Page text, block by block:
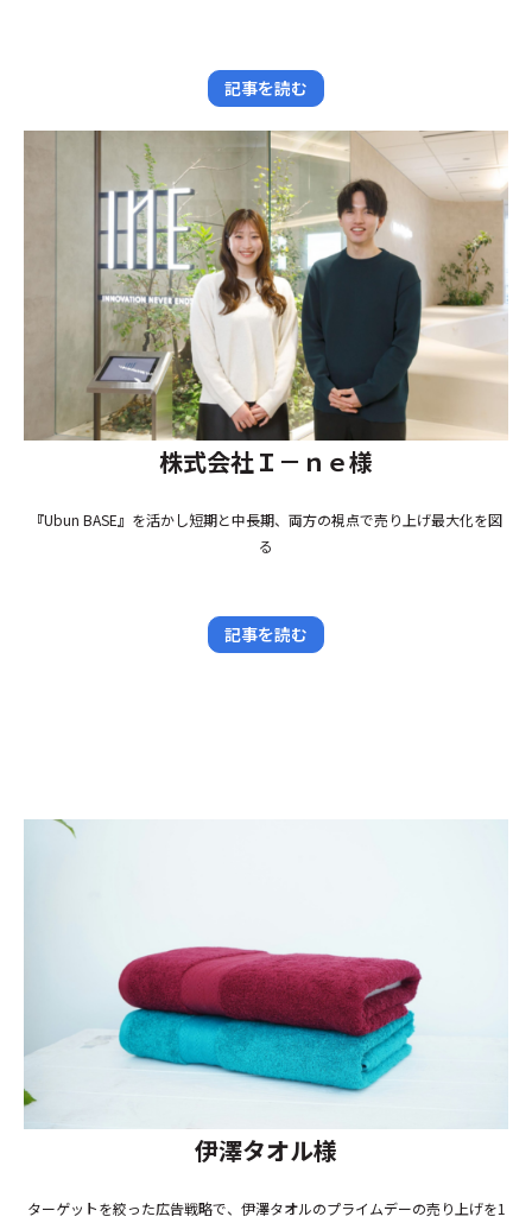
記事を読む
株式会社Ｉ－ｎｅ様
『Ubun BASE』を活かし短期と中長期、両方の視点で売り上げ最大化を図
る
記事を読む
伊澤タオル様
ターゲットを絞った広告戦略で、伊澤タオルのプライムデーの売り上げを1